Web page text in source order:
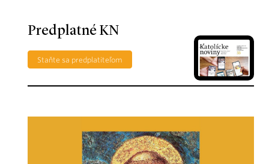
Predplatné KN
Staňte sa predplatiteľom